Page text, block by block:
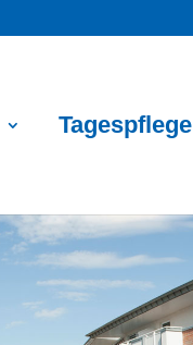
Tagespflege